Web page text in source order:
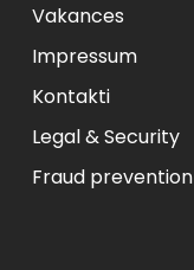
Vakances
Impressum
Kontakti
Legal & Security
Fraud prevention